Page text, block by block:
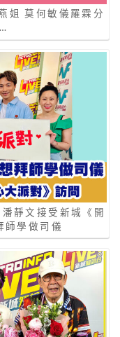
姐 莫何敏儀羅霖分
靜文接受新城《開
師學做司儀